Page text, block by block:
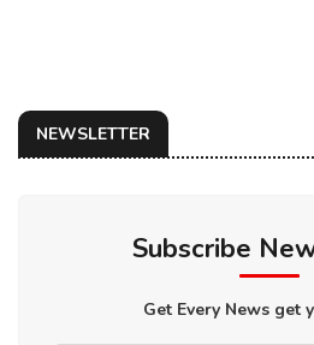
NEWSLETTER
Subscribe
Get Every News get